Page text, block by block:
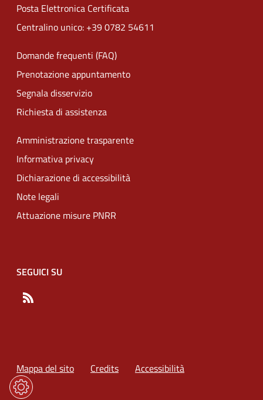
Posta Elettronica Certificata
Centralino unico: +39 0782 54611
Domande frequenti (FAQ)
Prenotazione appuntamento
Segnala disservizio
Richiesta di assistenza
Amministrazione trasparente
Informativa privacy
Dichiarazione di accessibilità
Note legali
Attuazione misure PNRR
SEGUICI SU
Mappa del sito Credits Accessibilità